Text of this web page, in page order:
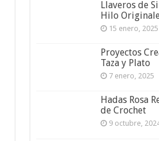
Llaveros de
Hilo
15 enero, 2025
Proyectos
Taza y Plato
7 enero, 2025
Hadas Rosa
de Crochet
9 octubre,